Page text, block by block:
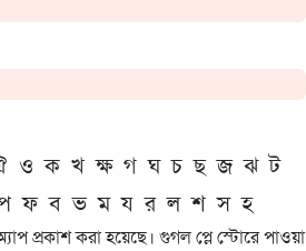
ও ক খ ক্ষ গ ঘ চ ছ জ ঝ ট
ফ ব ভ ম য র ল শ স হ
প্রকাশ করা হয়েছে। গুগল প্লে স্টোরে পাওয়া